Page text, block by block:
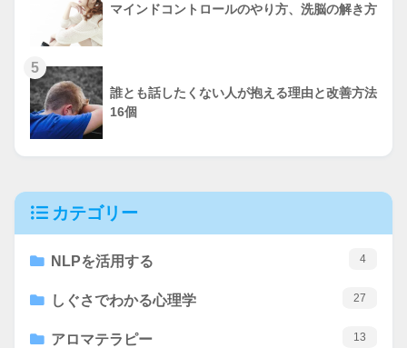
マインドコントロールのやり方、洗脳の解き方
5
誰とも話したくない人が抱える理由と改善方法
16個
カテゴリー
NLPを活用する 4
しぐさでわかる心理学 27
アロマテラピー 13